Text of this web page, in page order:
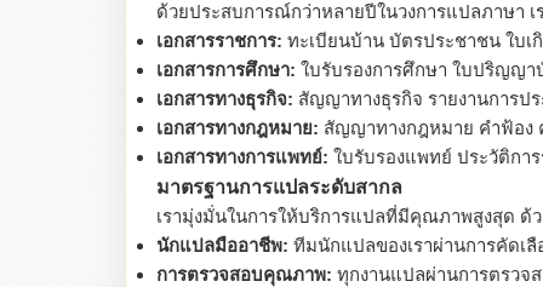
ด้วยประสบการณ์กว่าหลายปีในวงการแปลภาษา
เอกสารราชการ: ทะเบียนบ้าน บัตรประชาชน ใบเ
เอกสารการศึกษา: ใบรับรองการศึกษา ใบปริญญา
เอกสารทางธุรกิจ: สัญญาทางธุรกิจ รายงานการป
เอกสารทางกฎหมาย: สัญญาทางกฎหมาย คำฟ้อง
เอกสารทางการแพทย์: ใบรับรองแพทย์ ประวัติกา
มาตรฐานการแปลระดับสากล
เรามุ่งมั่นในการให้บริการแปลที่มีคุณภาพสูงสุด ด้
นักแปลมืออาชีพ: ทีมนักแปลของเราผ่านการคัดเ
การตรวจสอบคุณภาพ: ทุกงานแปลผ่านการตรวจ